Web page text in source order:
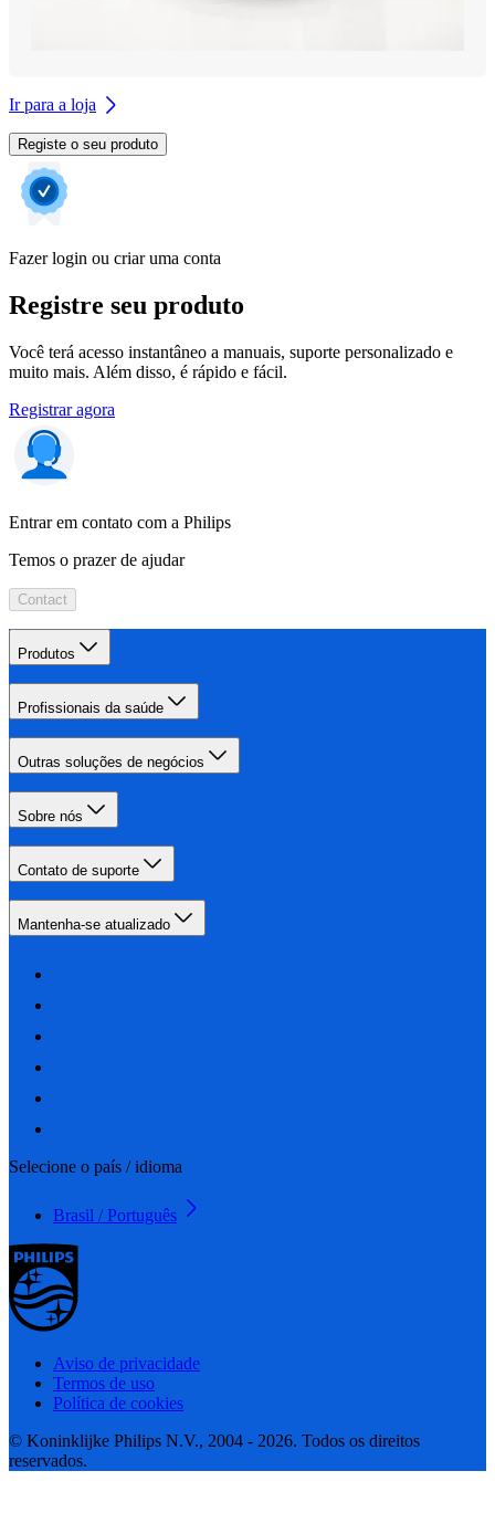
Ir para a loja
Registe o seu produto
Fazer login ou criar uma conta
Registre seu produto
Você terá acesso instantâneo a manuais, suporte personalizado e
muito mais. Além disso, é rápido e fácil.
Registrar agora
Entrar em contato com a Philips
Temos o prazer de ajudar
Contact
Produtos
Profissionais da saúde
Outras soluções de negócios
Sobre nós
Contato de suporte
Mantenha-se atualizado
Selecione o país / idioma
Brasil / Português
Aviso de privacidade
Termos de uso
Política de cookies
© Koninklijke Philips N.V., 2004 - 2026. Todos os direitos
reservados.